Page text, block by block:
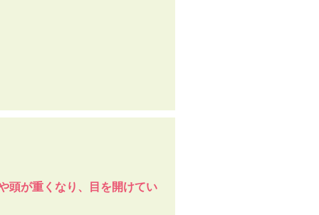
頭が重くなり、目を開けてい